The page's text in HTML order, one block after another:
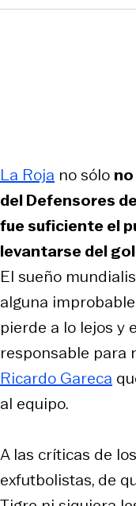
La Roja no sólo
del Defensores
fue suficiente el
levantarse del
El sueño
alguna
pierde a lo lejos y
responsable para
Ricardo Gareca
al equipo.
A las críticas de
exfutbolistas, de